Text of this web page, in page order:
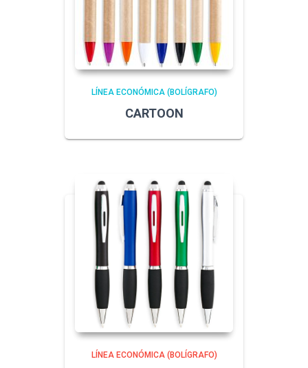
LÍNEA ECONÓMICA (BOLÍGRAFO)
CARTOON
LÍNEA ECONÓMICA (BOLÍGRAFO)